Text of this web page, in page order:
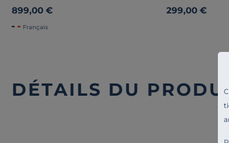
899,00 €
Français
299,00 €
DÉTAILS DU